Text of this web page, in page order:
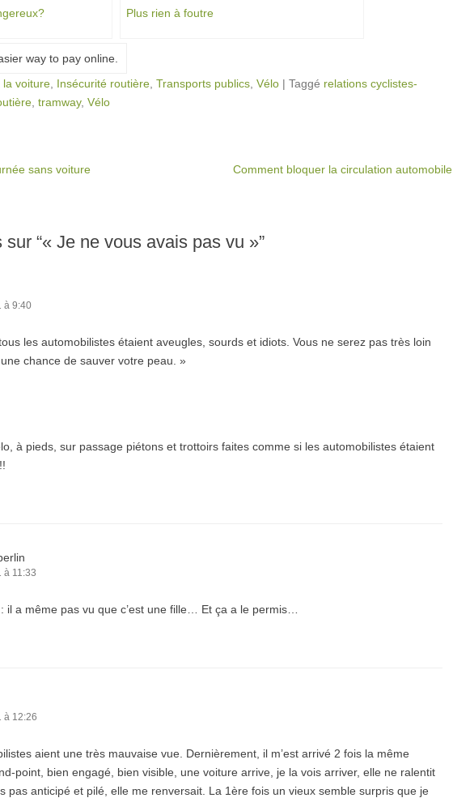
Plus rien à foutre
la voiture Insécurité routière Transports publics Vélo | Taggé relations cyclistes-
tramway, Vélo
sans voiture Comment bloquer la circulation automobile
sur “« Je ne vous avais pas vu »”
à 9:40
les automobilistes étaient aveugles, sourds et idiots. Vous ne serez pas très loin
chance de sauver votre peau. »
à pieds, sur passage piétons et trottoirs faites comme si les automobilistes étaient
à 11:33
il a même pas vu que c’est une fille… Et ça a le permis…
à 12:26
aient une très mauvaise vue. Dernièrement, il m’est arrivé 2 fois la même
point, bien engagé, bien visible, une voiture arrive, je la vois arriver, elle ne ralentit
pas anticipé et pilé, elle me renversait. La 1ère fois un vieux semble surpris que je